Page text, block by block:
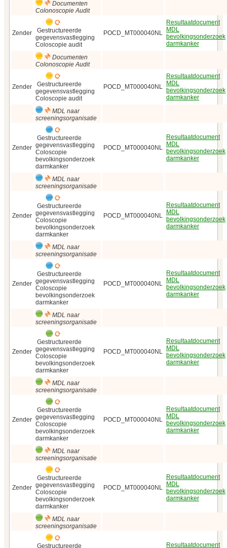
Documenten
Colonoscopie Audit
Zender
Gestructureerde
gegevensvastlegging
Coloscopie audit
POCD_MT000040NL
Resultaatdocument
MDL
bevolkingsonderzoek
darmkanker
Documenten
Colonoscopie Audit
Zender
Gestructureerde
gegevensvastlegging
Coloscopie audit
POCD_MT000040NL
Resultaatdocument
MDL
bevolkingsonderzoek
darmkanker
MDL naar
screeningsorganisatie
Zender
Gestructureerde
gegevensvastlegging
Coloscopie
bevolkingsonderzoek
darmkanker
POCD_MT000040NL
Resultaatdocument
MDL
bevolkingsonderzoek
darmkanker
MDL naar
screeningsorganisatie
Zender
Gestructureerde
gegevensvastlegging
Coloscopie
bevolkingsonderzoek
darmkanker
POCD_MT000040NL
Resultaatdocument
MDL
bevolkingsonderzoek
darmkanker
MDL naar
screeningsorganisatie
Zender
Gestructureerde
gegevensvastlegging
Coloscopie
bevolkingsonderzoek
darmkanker
POCD_MT000040NL
Resultaatdocument
MDL
bevolkingsonderzoek
darmkanker
MDL naar
screeningsorganisatie
Zender
Gestructureerde
gegevensvastlegging
Coloscopie
bevolkingsonderzoek
darmkanker
POCD_MT000040NL
Resultaatdocument
MDL
bevolkingsonderzoek
darmkanker
MDL naar
screeningsorganisatie
Zender
Gestructureerde
gegevensvastlegging
Coloscopie
bevolkingsonderzoek
darmkanker
POCD_MT000040NL
Resultaatdocument
MDL
bevolkingsonderzoek
darmkanker
MDL naar
screeningsorganisatie
Zender
Gestructureerde
gegevensvastlegging
Coloscopie
bevolkingsonderzoek
darmkanker
POCD_MT000040NL
Resultaatdocument
MDL
bevolkingsonderzoek
darmkanker
MDL naar
screeningsorganisatie
Gestructureerde Resultaatdocument